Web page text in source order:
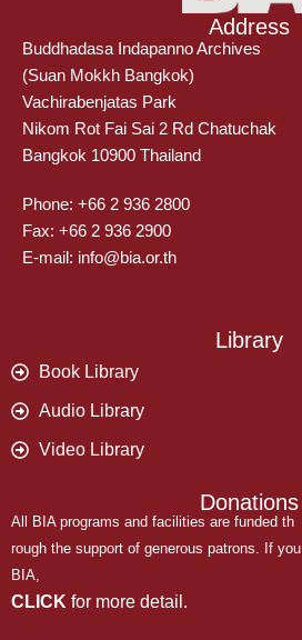
Address
Buddhadasa Indapanno Archives
(Suan Mokkh Bangkok)
Vachirabenjatas Park
Nikom Rot Fai Sai 2 Rd Chatuchak
Bangkok 10900 Thailand
Phone: +66 2 936 2800
Fax: +66 2 936 2900
E-mail: info@bia.or.th
Library
Book Library
Audio Library
Video Library
Donations
All BIA programs and facilities are funded th
rough the support of generous patrons. If
BIA,
CLICK for more detail.